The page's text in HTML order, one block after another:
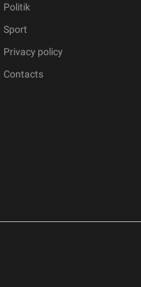
Politik
Sport
Privacy policy
Contacts